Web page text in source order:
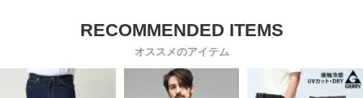
オススメのアイテム